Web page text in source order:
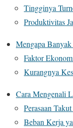
Tingginya
Produktivitas
Mengapa
Faktor
Kurangnya
Cara Mengenali
Perasaan
Beban Kerja